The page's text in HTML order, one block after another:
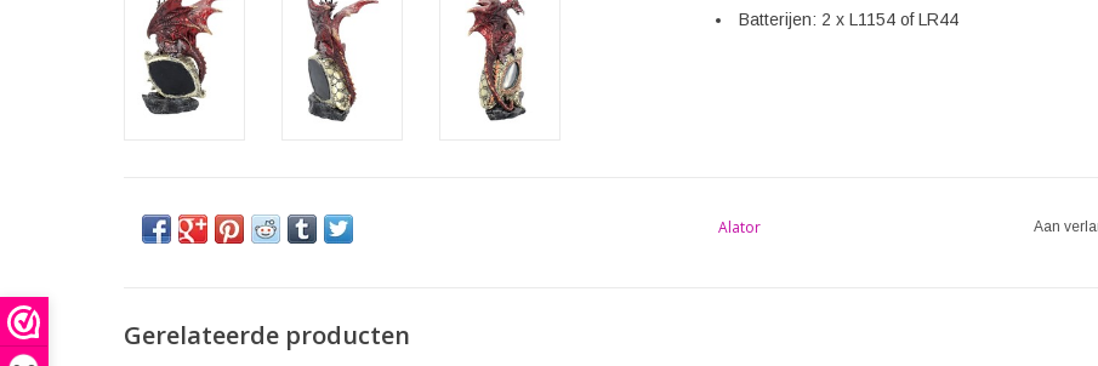
Batterijen: 2 x L1154 of LR44
Alator Aan
Gerelateerde producten